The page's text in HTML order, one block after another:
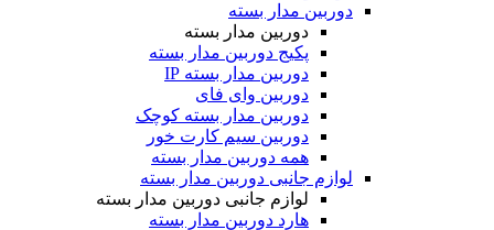
دوربین مدار بسته
دوربین مدار بسته
پکیج دوربین مدار بسته
دوربین مدار بسته IP
دوربین وای فای
دوربین مدار بسته کوچک
دوربین سیم کارت خور
همه دوربین مدار بسته
لوازم جانبی دوربین مدار بسته
لوازم جانبی دوربین مدار بسته
هارد دوربین مدار بسته